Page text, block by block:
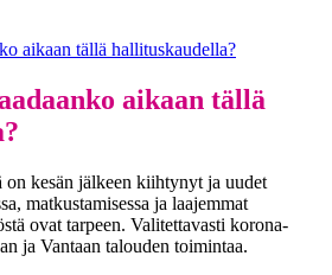
aikaan tällä
on kesän jälkeen kiihtynyt ja uudet
matkustamisessa ja laajemmat
ovat tarpeen. Valitettavasti korona-
ja Vantaan talouden toimintaa.